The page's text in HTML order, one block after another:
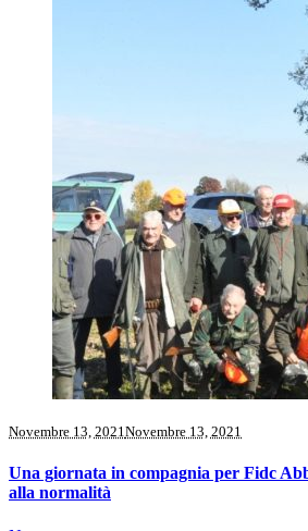
Novembre 13, 2021Novembre 13, 2021
Una giornata in compagnia per Fidc
alla normalità